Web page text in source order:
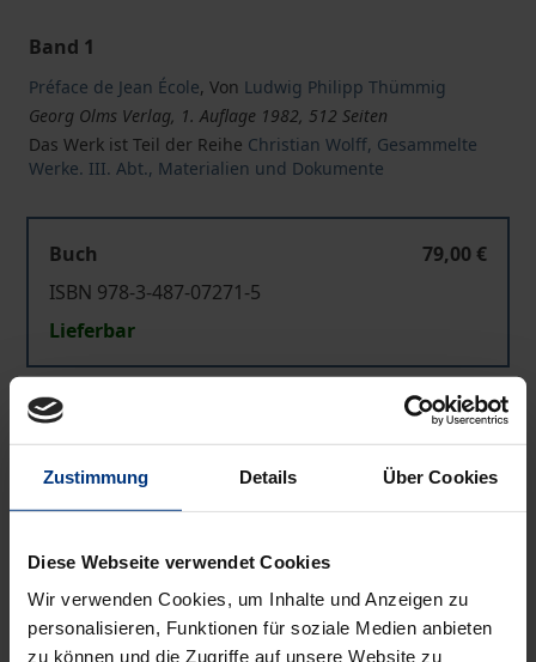
Zustimmung Details Über Cookies
Diese Webseite verwendet Cookies
Wir verwenden Cookies, um Inhalte und Anzeigen zu
personalisieren, Funktionen für soziale Medien anbieten
zu können und die Zugriffe auf unsere Website zu
Band 1
Préface de Jean École, Von Ludwig Philipp Thümmig
Georg Olms Verlag, 1. Auflage 1982, 512 Seiten
Das Werk ist Teil der Reihe Christian Wolff, Gesammelte
Werke. III. Abt., Materialien und Dokumente
Buch
79,00 €
ISBN 978-3-487-07271-5
Lieferbar
Preisangaben inkl. MwSt. Abhängig von der Lieferadresse
kann die MwSt. an der Kasse variieren.
In den Warenkorb
Hinweise zu Versandkosten